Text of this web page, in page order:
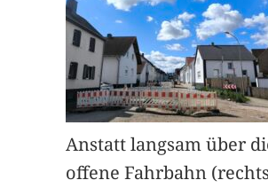
Anstatt langsam über
offene Fahrbahn